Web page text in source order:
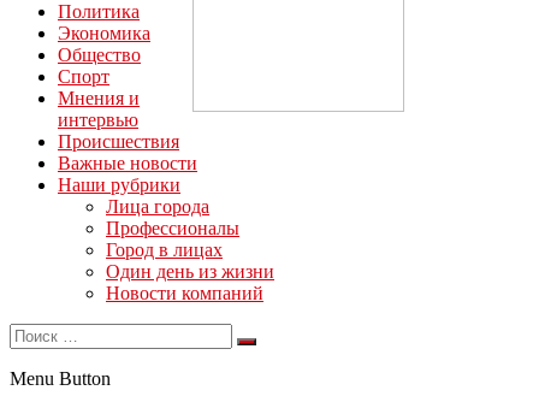
Политика
Экономика
Общество
Спорт
Мнения и
интервью
Происшествия
Важные новости
Наши рубрики
Лица города
Профессионалы
Город в лицах
Один день из жизни
Новости компаний
Menu Button